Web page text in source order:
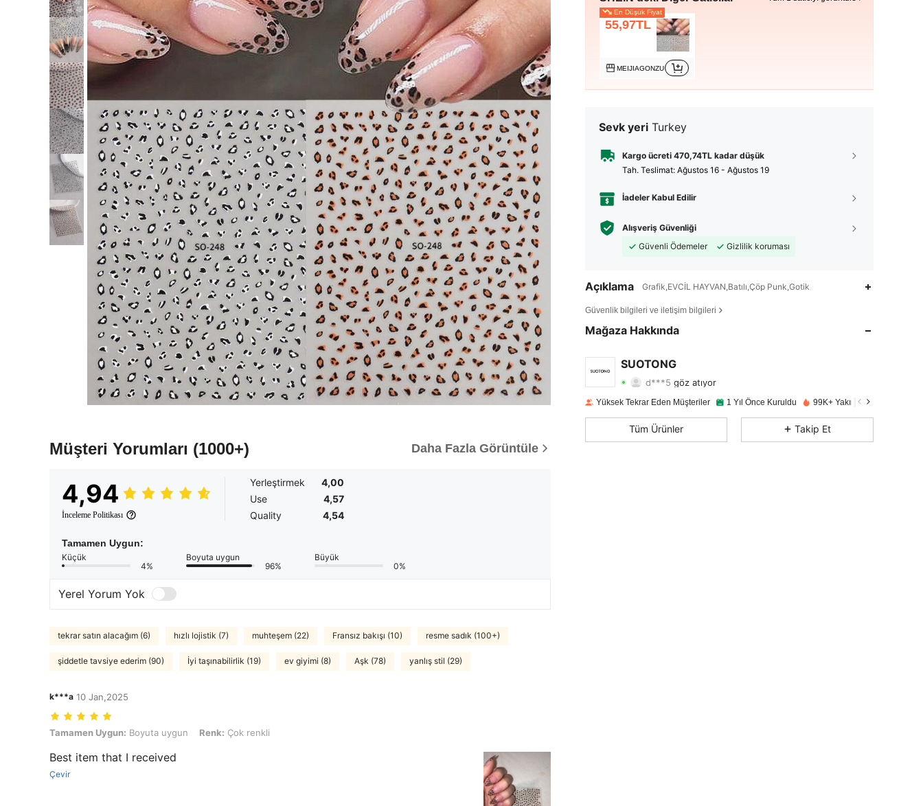
Müşteri Yorumları (1000+) Daha Fazla Görüntüle
4,94
İnceleme Politikası
Yerleştirmek
4,00
Use
4,57
Quality
4,54
Tamamen Uygun:
Küçük
4%
Boyuta uygun
96%
Büyük
0%
Yerel Yorum Yok
tekrar satın alacağım (6) hızlı lojistik (7) muhteşem (22) Fransız bakışı (10) resme sadık (100+)
şiddetle tavsiye ederim (90) İyi taşınabilirlik (19) ev giyimi (8) Aşk (78) yanlış stil (29)
k***a 10 Jan,2025
Tamamen Uygun: Boyuta uygun, Renk: Çok renkli
Tamamen Uygun: Boyuta uygun Renk: Çok renkli
Best item that I received
Çevir
En Düşük Fiyat
55,97TL
MEIJIAGONZU
Sevk yeri Turkey
Kargo ücreti 470,74TL kadar düşük
Tah. Teslimat: Ağustos 16 - Ağustos 19
İadeler Kabul Edilir
Alışveriş Güvenliği
Güvenli Ödemeler
Gizlilik koruması
Açıklama Grafik,EVCİL HAYVAN,Batılı,Çöp Punk,Gotik
Güvenlik bilgileri ve iletişim bilgileri
Mağaza Hakkında
SUOTONG
4,92 580 14K
d***5 göz atıyor
4,92 Derecelendirme
4,92 580 14K
Yüksek Tekrar Eden Müşteriler 1 Yıl Önce Kuruldu 99K+ Yakın zamanda satıldı
Tüm Ürünler Takip Et